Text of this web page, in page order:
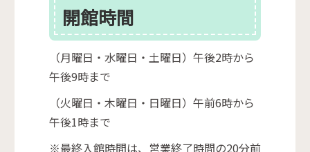
開館時間
（月曜日・水曜日・土曜日）午後2時から
午後9時まで
（火曜日・木曜日・日曜日）午前6時から
午後1時まで
※最終入館時間は、営業終了時間の20分前